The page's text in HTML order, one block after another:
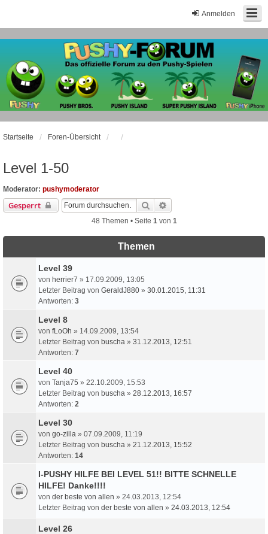
Anmelden
Startseite Foren-Übersicht
Level 1-50
Moderator: pushymoderator
Gesperrt Suche
48 Themen • Seite 1von 1
Themen
Level 39
von herrier7 » 17.09.2009, 13:05
Letzter Beitrag von GeraldJ880 » 30.01.2015, 11:31
Antworten: 3
Level 8
von fLoOh » 14.09.2009, 13:54
Letzter Beitrag von buscha » 31.12.2013, 12:51
Antworten: 7
Level 40
von Tanja75 » 22.10.2009, 15:53
Letzter Beitrag von buscha » 28.12.2013, 16:57
Antworten: 2
Level 30
von go-zilla » 07.09.2009, 11:19
Letzter Beitrag von buscha » 21.12.2013, 15:52
Antworten: 14
I-PUSHY HILFE BEI LEVEL 51!! BITTE SCHNELLE
HILFE! Danke!!!!
von der beste von allen » 24.03.2013, 12:54
Letzter Beitrag von der beste von allen » 24.03.2013, 12:54
Level 26